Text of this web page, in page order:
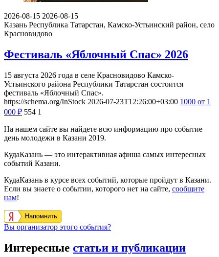
2026-08-15 2026-08-15
Казань Республика Татарстан, Камско-Устьинский район, село
Красновидово
Фестиваль «Яблочный Спас» 2026
15 августа 2026 года в селе Красновидово Камско-
Устьинского района Республики Татарстан состоится
фестиваль «Яблочный Спас».
https://schema.org/InStock 2026-07-23T12:26:00+03:00 1000 от 1
000 ₽ 554 1
На нашем сайте вы найдете всю информацию про событие
день молодежи в Казани 2019.
КудаКазань — это интерактивная афиша самых интересных
событий Казани.
КудаКазань в курсе всех событий, которые пройдут в Казани.
Если вы знаете о событии, которого нет на сайте, сообщите
нам!
Напомнить
Вы организатор этого события?
Интересные статьи и публикации